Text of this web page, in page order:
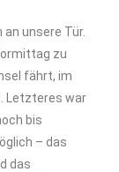
unsere Tür.
zu
fährt, im
Letzteres war
bis
– das
das